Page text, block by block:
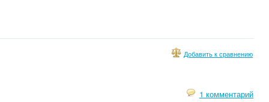
Добавить к сравнению
1 комментарий